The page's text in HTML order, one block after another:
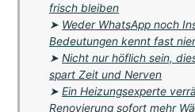
frisch bleiben
➤ Weder WhatsApp noch
Bedeutungen kennt fast
➤Nicht nur höflich sein,
spart Zeit und Nerven
➤Ein Heizungsexperte
Renovierung sofort mehr